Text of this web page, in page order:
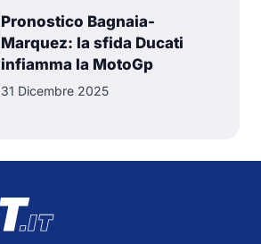
Pronostico Bagnaia-
Marquez: la sfida Ducati
infiamma la MotoGp
31 Dicembre 2025